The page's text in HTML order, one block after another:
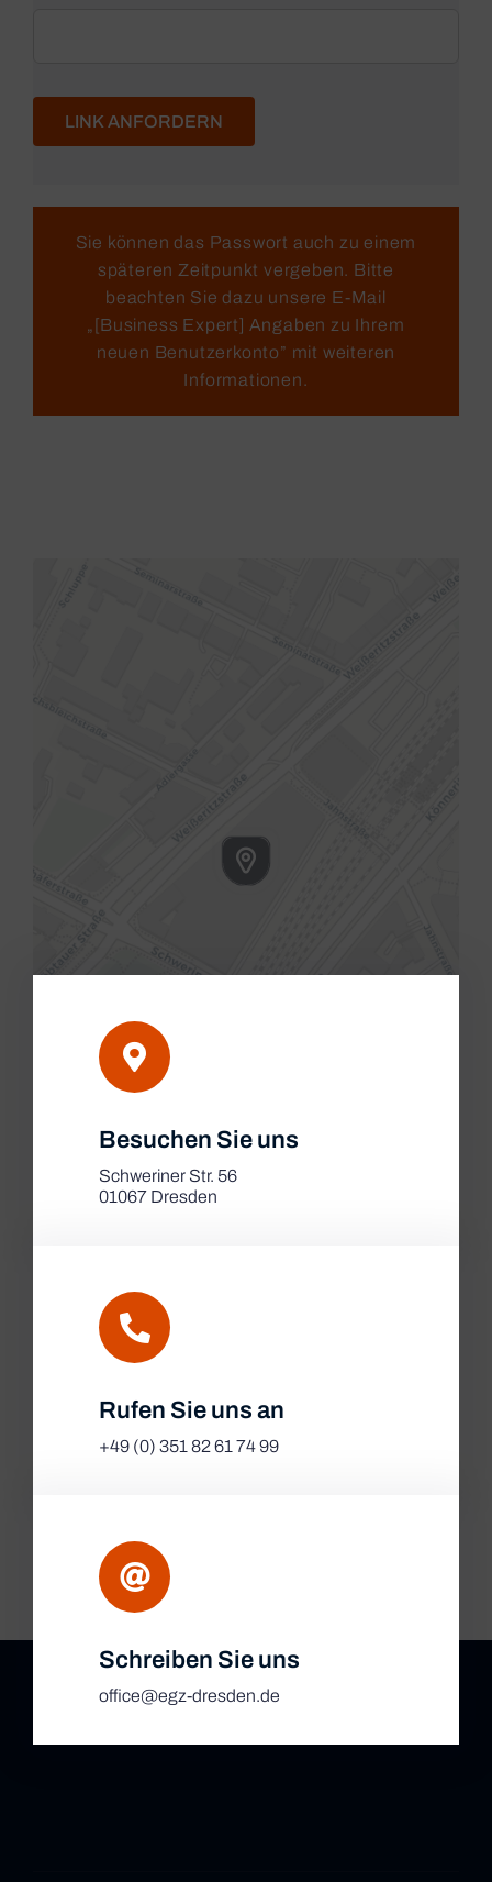
LINK ANFORDERN
Sie können das Passwort auch zu einem
späteren Zeitpunkt vergeben. Bitte
beachten Sie dazu unsere E-Mail
„[Business Expert] Angaben zu Ihrem
neuen Benutzerkonto” mit weiteren
Informationen.
|Map tiles byCARTO, underCC BY 3.0
OpenStreetMap, under ODbL.
Besuchen Sie uns
Schweriner Str. 56
01067 Dresden
Rufen Sie uns an
+49 (0) 351 82 61 74 99
Schreiben Sie uns
office@egz-dresden.de